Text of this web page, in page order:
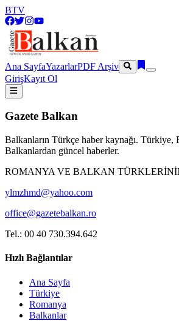
BTV
Ana SayfaYazarlarPDF Arşiv
GirişKayıt Ol
Gazete Balkan
Balkanların Türkçe haber kaynağı. Türkiye,
Balkanlardan güncel haberler.
ROMANYA VE BALKAN
ylmzhmd@yahoo.com
office@gazetebalkan.ro
Tel.: 00 40 730.394.642
Hızlı Bağlantılar
Ana Sayfa
Türkiye
Romanya
Balkanlar